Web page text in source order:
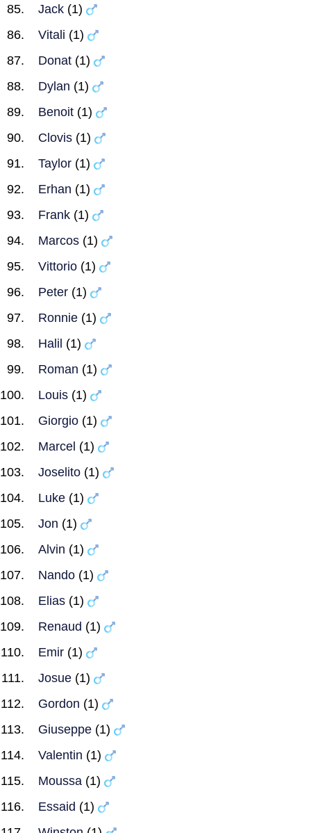
Jack (1)
Vitali (1)
Donat (1)
Dylan (1)
Benoit (1)
Clovis (1)
Taylor (1)
Erhan (1)
Frank (1)
Marcos (1)
Vittorio (1)
Peter (1)
Ronnie (1)
Halil (1)
Roman (1)
Louis (1)
Giorgio (1)
Marcel (1)
Joselito (1)
Luke (1)
Jon (1)
Alvin (1)
Nando (1)
Elias (1)
Renaud (1)
Emir (1)
Josue (1)
Gordon (1)
Giuseppe (1)
Valentin (1)
Moussa (1)
Essaid (1)